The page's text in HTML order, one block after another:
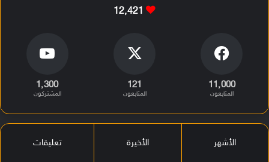
12٬421
11٬000
المتابعون
121
المتابعون
1٬300
المشتركون
الأشهر الأخيرة تعليقات